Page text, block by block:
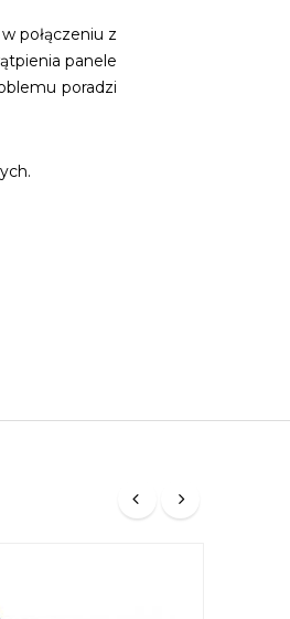
połączeniu z
panele
poradzi